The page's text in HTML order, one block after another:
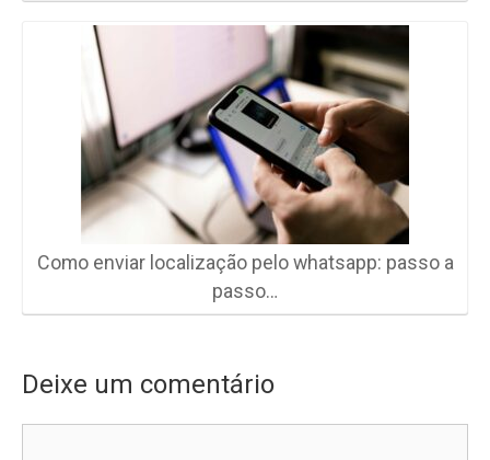
Como enviar localização pelo whatsapp: passo a
passo…
Deixe um comentário